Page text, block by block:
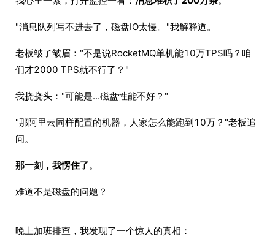
"消息队列写不进去了，磁盘IO太慢。"我解释道。
老板皱了皱眉："不是说RocketMQ单机能10万TPS吗？咱
们才2000 TPS就不行了？"
我挠挠头："可能是...磁盘性能不好？"
"那阿里云同样配置的机器，人家怎么能跑到10万？"老板追
问。
那一刻，我愣住了。
难道不是磁盘的问题？
晚上加班排查，我发现了一个惊人的真相：